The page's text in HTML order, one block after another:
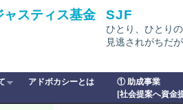
ャスティス基金 SJF
ひとり、ひとり
見逃されがちだ
アドボカシーとは
① 助成事業
[社会提案へ資金